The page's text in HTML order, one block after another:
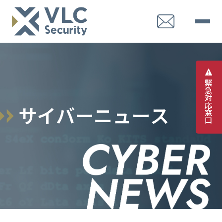
緊
急
対
応
窓
口
サイバーニュース